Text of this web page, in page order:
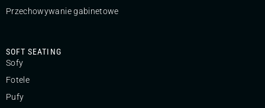
Przechowywanie gabinetowe
SOFT SEATING
Sofy
Fotele
Pufy